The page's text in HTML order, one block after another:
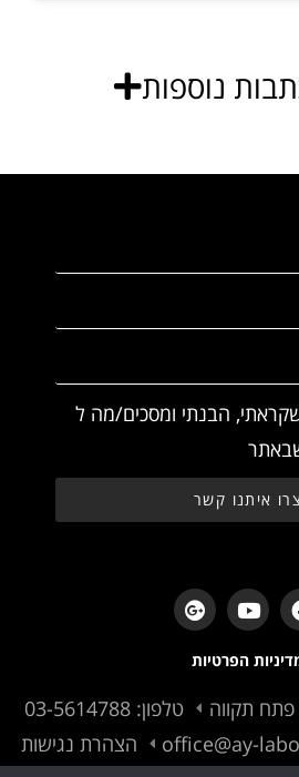
נוספות
הבנתי ומסכים/מה ל
צרו איתנו קשר
הפרטיות
טלפון: 03-5614788
הצהרת נגישות